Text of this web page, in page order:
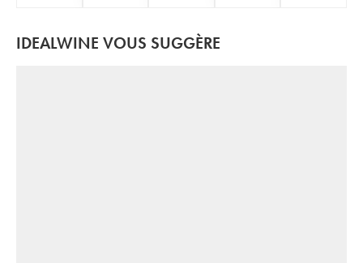
IDEALWINE VOUS SUGGÈRE